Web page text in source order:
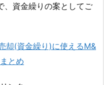
、資金繰りの案としてご
却(資金繰り)に使えるM&
とめ